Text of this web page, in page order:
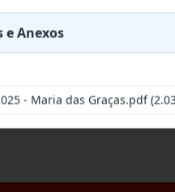
contrato é a
jurídica para prestação de
e Anexos
- Maria das Graças.pdf